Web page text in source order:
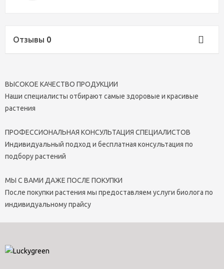
Отзывы 0
ВЫСОКОЕ КАЧЕСТВО ПРОДУКЦИИ
Наши специалисты отбирают самые здоровые и красивые
растения
ПРОФЕССИОНАЛЬНАЯ КОНСУЛЬТАЦИЯ СПЕЦИАЛИСТОВ
Индивидуальный подход и бесплатная консультация по
подбору растений
МЫ С ВАМИ ДАЖЕ ПОСЛЕ ПОКУПКИ
После покупки растения мы предоставляем услуги биолога по
индивидуальному прайсу